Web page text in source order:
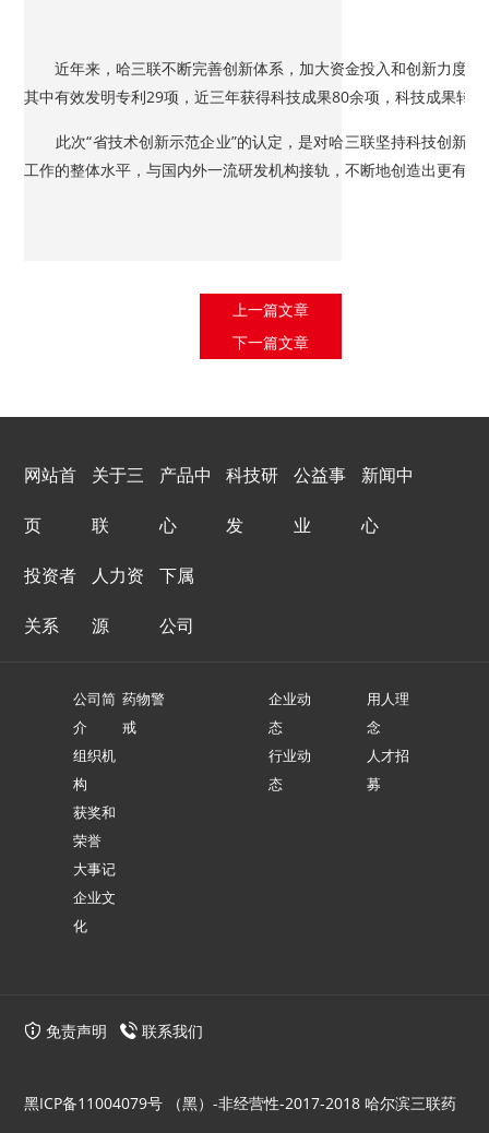
近年来，哈三联不断完善创新体系，加大资金投入和创新力度，
其中有效发明专利29项，近三年获得科技成果80余项，科技成果转
此次“省技术创新示范企业”的认定，是对哈三联坚持科技创新的
工作的整体水平，与国内外一流研发机构接轨，不断地创造出更有
上一篇文章
下一篇文章
网站首
页
关于三
联
产品中
心
科技研
发
公益事
业
新闻中
心
投资者
关系
人力资
源
下属
公司
公司简
介
组织机
构
获奖和
荣誉
大事记
企业文
化
药物警
戒
企业动
态
行业动
态
用人理
念
人才招
募
免责声明 联系我们
黑ICP备11004079号 （黑）-非经营性-2017-2018 哈尔滨三联药